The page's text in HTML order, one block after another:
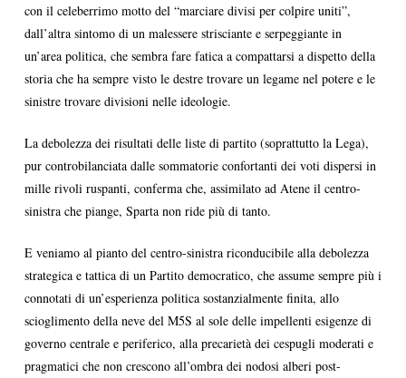
con il celeberrimo motto del “marciare divisi per colpire uniti”,
dall’altra sintomo di un malessere strisciante e serpeggiante in
un’area politica, che sembra fare fatica a compattarsi a dispetto della
storia che ha sempre visto le destre trovare un legame nel potere e le
sinistre trovare divisioni nelle ideologie.
La debolezza dei risultati delle liste di partito (soprattutto la Lega),
pur controbilanciata dalle sommatorie confortanti dei voti dispersi in
mille rivoli ruspanti, conferma che, assimilato ad Atene il centro-
sinistra che piange, Sparta non ride più di tanto.
E veniamo al pianto del centro-sinistra riconducibile alla debolezza
strategica e tattica di un Partito democratico, che assume sempre più i
connotati di un’esperienza politica sostanzialmente finita, allo
scioglimento della neve del M5S al sole delle impellenti esigenze di
governo centrale e periferico, alla precarietà dei cespugli moderati e
pragmatici che non crescono all’ombra dei nodosi alberi post-